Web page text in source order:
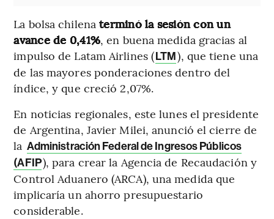
La bolsa chilenaterminó la sesión con un
avance de 0,41%, en buena medida gracias al
impulso de Latam Airlines (LTM), que tiene una
de las mayores ponderaciones dentro del
índice, y que creció 2,07%.
En noticias regionales, este lunes el presidente
de Argentina, Javier Milei, anunció el cierre de
la Administración Federal de Ingresos Públicos
(AFIP), para crear la Agencia de Recaudación y
Control Aduanero (ARCA), una medida que
implicaría un ahorro presupuestario
considerable.